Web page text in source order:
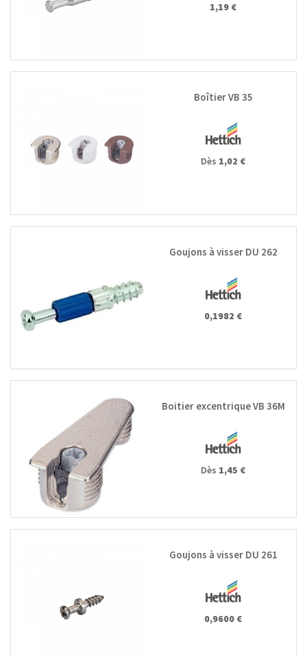
1,19 €
Boîtier VB 35
Dès 1,02 €
Goujons à visser DU 262
0,1982 €
Boitier excentrique VB 36M
Dès 1,45 €
Goujons à visser DU 261
0,9600 €